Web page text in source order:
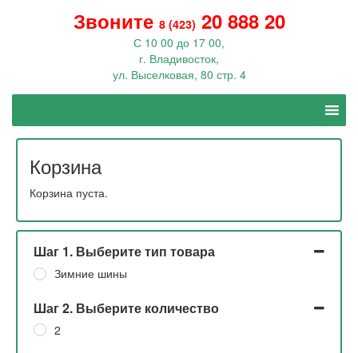
Звоните 8 (423) 20 888 20
С 10 00 до 17 00,
г. Владивосток,
ул. Выселковая, 80 стр. 4
Корзина
Корзина пуста.
Шаг 1. Выберите тип товара
Зимние шины
Шаг 2. Выберите количество
2